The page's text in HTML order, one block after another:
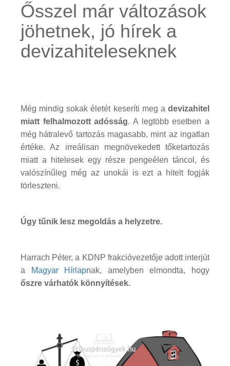
Ősszel már változások
jöhetnek, jó hírek a
devizahiteleseknek
Még mindig sokak életét keseríti meg a devizahitel
miatt felhalmozott adósság. A legtöbb esetben a
még hátralevő tartozás magasabb, mint az ingatlan
értéke. Az irreálisan megnövekedett tőketartozás
miatt a hitelesek egy része pengeélen táncol, és
valószínűleg még az unokái is ezt a hitelt fogják
törleszteni.
Úgy tűnik lesz megoldás a helyzetre.
Harrach Péter, a KDNP frakcióvezetője adott interjút
a
Magyar Hírlapnak, amelyben elmondta, hogy
őszre várhatók könnyítések.